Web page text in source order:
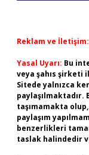
Reklam ve İletişim:
Yasal Uyarı: Bu
veya şahıs şirketi
Sitede yalnızca
taşımamakta
paylaşım
benzerlikleri
taslak halindedir